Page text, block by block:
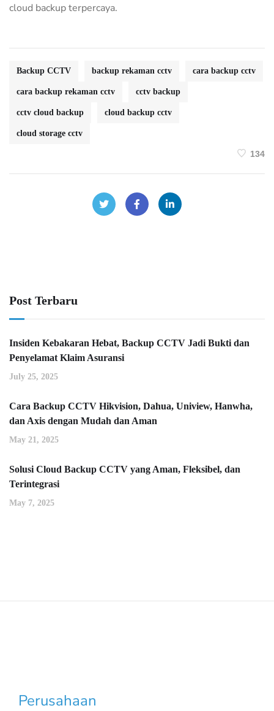
cloud backup terpercaya.
Backup CCTV backup rekaman cctv cara backup cctv
cara backup rekaman cctv cctv backup
cctv cloud backup cloud backup cctv
cloud storage cctv
134
Post Terbaru
Insiden Kebakaran Hebat, Backup CCTV Jadi Bukti dan
Penyelamat Klaim Asuransi
July 25, 2025
Cara Backup CCTV Hikvision, Dahua, Uniview, Hanwha,
dan Axis dengan Mudah dan Aman
May 21, 2025
Solusi Cloud Backup CCTV yang Aman, Fleksibel, dan
Terintegrasi
May 7, 2025
Perusahaan